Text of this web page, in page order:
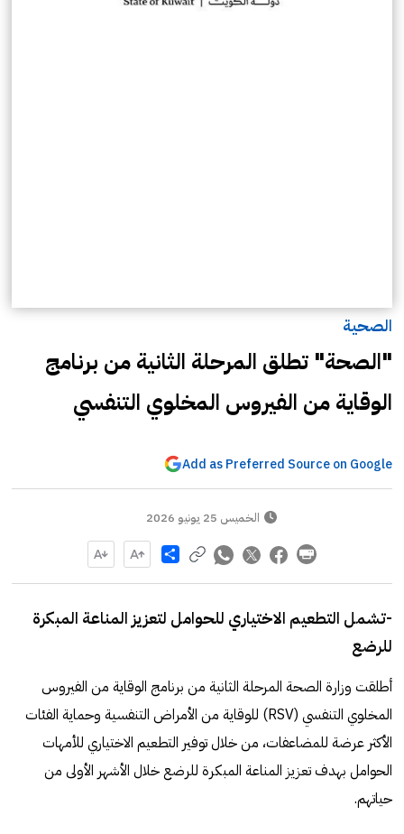
الصحية
"الصحة" تطلق المرحلة الثانية من برنامج
الوقاية من الفيروس المخلوي التنفسي
Add as Preferred Source on Google
الخميس 25 يونيو 2026
Share
-تشمل التطعيم الاختياري للحوامل لتعزيز المناعة المبكرة
للرضع
أطلقت وزارة الصحة المرحلة الثانية من برنامج الوقاية من الفيروس
المخلوي التنفسي (RSV) للوقاية من الأمراض التنفسية وحماية الفئات
الأكثر عرضة للمضاعفات، من خلال توفير التطعيم الاختياري للأمهات
الحوامل بهدف تعزيز المناعة المبكرة للرضع خلال الأشهر الأولى من
حياتهم.